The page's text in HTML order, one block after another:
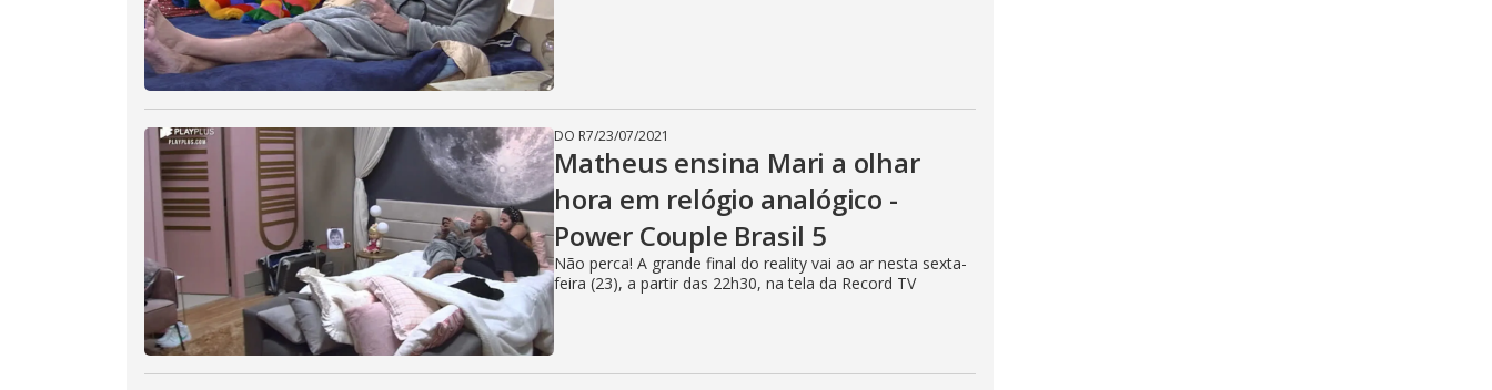
DO R7/23/07/2021
Matheus ensina Mari a olhar
hora em relógio analógico -
Power Couple Brasil 5
Não perca! A grande final do reality vai ao ar nesta sexta-
feira (23), a partir das 22h30, na tela da Record TV